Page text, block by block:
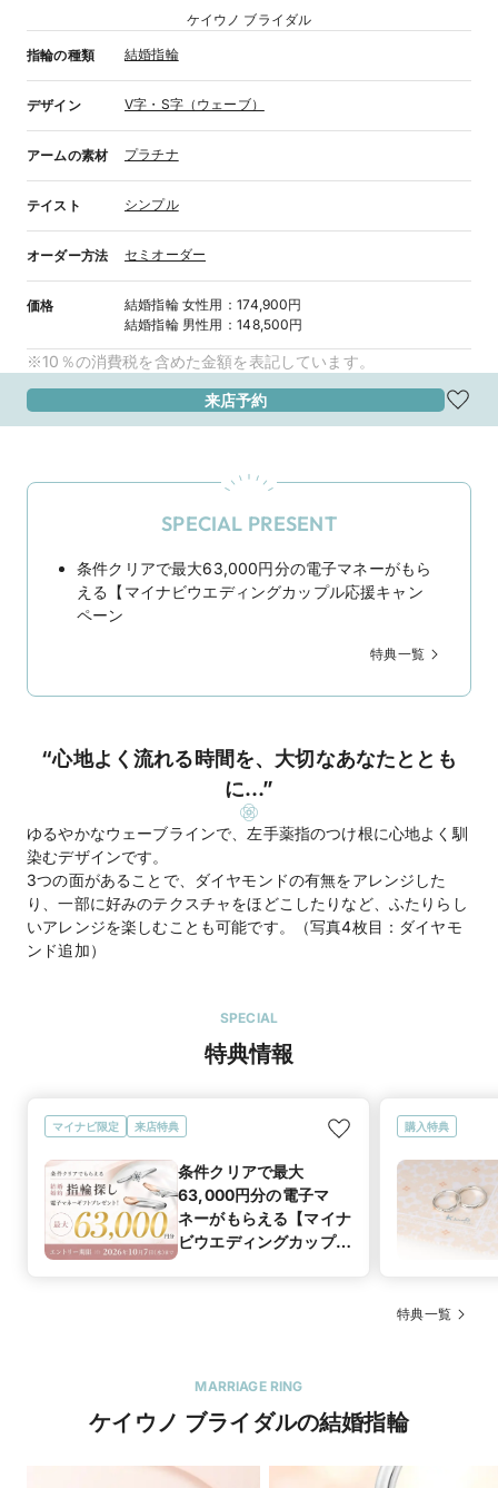
ケイウノ ブライダル
指輪の種類 結婚指輪
デザイン V字・S字（ウェーブ）
アームの素材 プラチナ
テイスト シンプル
オーダー方法 セミオーダー
価格 結婚指輪 女性用 ：174,900円
結婚指輪 男性用 ：148,500円
※10％の消費税を含めた金額を表記しています。
来店予約
SPECIAL PRESENT
条件クリアで最大63,000円分の電子マネーがもら
える【マイナビウエディングカップル応援キャン
ペーン
特典一覧
“心地よく流れる時間を、大切なあなたととも
に…”
ゆるやかなウェーブラインで、左手薬指のつけ根に心地よく馴
染むデザインです。
3つの面があることで、ダイヤモンドの有無をアレンジした
り、一部に好みのテクスチャをほどこしたりなど、ふたりらし
いアレンジを楽しむことも可能です。（写真4枚目：ダイヤモ
ンド追加）
SPECIAL
特典情報
マイナビ限定 来店特典
条件クリアで最大
63,000円分の電子マ
ネーがもらえる【マイナ
ビウエディングカップル
購入特典
特典一覧
MARRIAGE RING
ケイウノ ブライダルの結婚指輪